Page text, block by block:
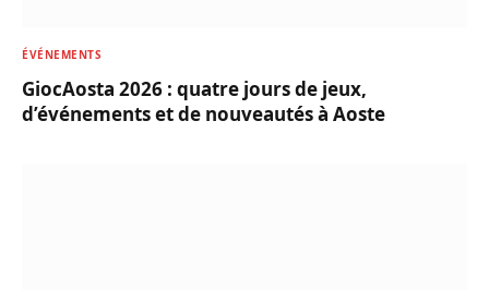
ÉVÉNEMENTS
GiocAosta 2026 : quatre jours de jeux,
d’événements et de nouveautés à Aoste